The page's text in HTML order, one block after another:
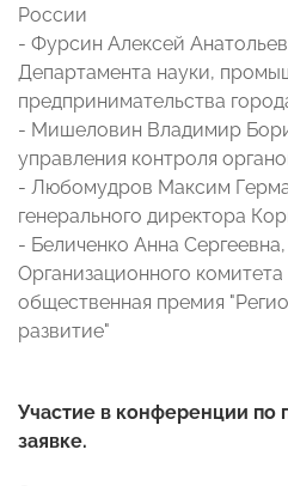
России
- Фурсин Алексей
Департамента науки,
предпринимательства
- Мишеловин Владимир
управления контроля
- Любомудров Максим
генерального директора
- Беличенко Анна
Организационного
общественная премия
развитие"
Участие в конференции по
заявке.